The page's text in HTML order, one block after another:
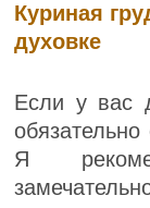
Куриная
духовке
Если у вас
обязательно
Я